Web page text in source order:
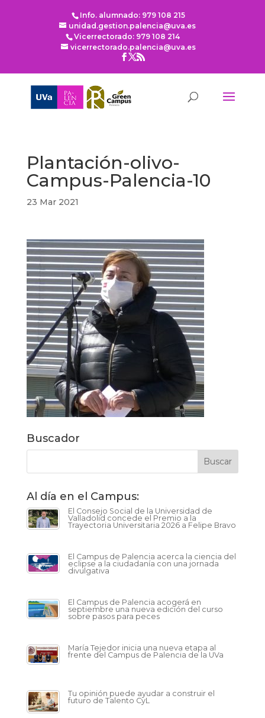
Info. alumnado: 979 108 215
unidad.gestion.palencia@uva.es
Vicerrectorado: 979 108 214
vicerrectorado.palencia@uva.es
Plantación-olivo-
Campus-Palencia-10
23 Mar 2021
Buscador
Al día en el Campus:
El Consejo Social de la Universidad de
Valladolid concede el Premio a la
Trayectoria Universitaria 2026 a Felipe Bravo
El Campus de Palencia acerca la ciencia del
eclipse a la ciudadanía con una jornada
divulgativa
El Campus de Palencia acogerá en
septiembre una nueva edición del curso
sobre pasos para peces
María Tejedor inicia una nueva etapa al
frente del Campus de Palencia de la UVa
Tu opinión puede ayudar a construir el
futuro de Talento CyL